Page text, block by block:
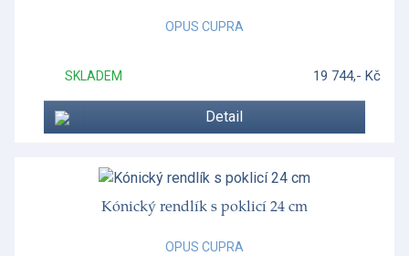
OPUS CUPRA
SKLADEM 19 744,- Kč
Detail
Kónický rendlík s poklicí 24 cm
OPUS CUPRA